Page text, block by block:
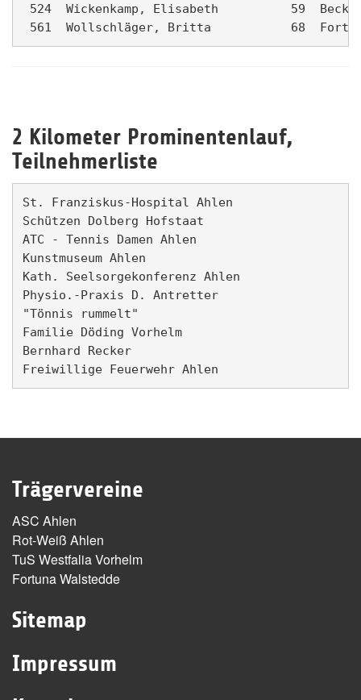
524  Wickenkamp, Elisabeth          59
2 Kilometer Prominentenlauf,
Teilnehmerliste
St. Franziskus-Hospital Ahlen
Schützen Dolberg Hofstaat
ATC - Tennis Damen Ahlen
Kunstmuseum Ahlen
Kath. Seelsorgekonferenz Ahlen
Physio.-Praxis D. Antretter
"Tönnis rummelt"
Familie Döding Vorhelm
Bernhard Recker
Trägervereine
ASC Ahlen
Rot-Weiß Ahlen
TuS Westfalia Vorhelm
Fortuna Walstedde
Sitemap
Impressum